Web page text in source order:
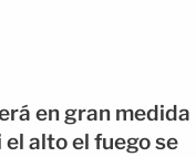
en gran medida
alto el fuego se